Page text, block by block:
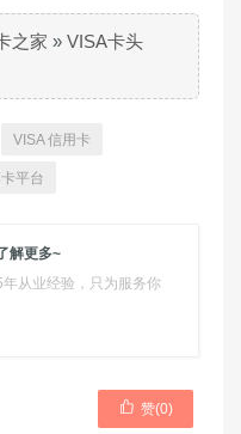
之家 » VISA卡头
VISA 信用卡
平台
解更多~
从业经验，只为服务你
 赞(0)